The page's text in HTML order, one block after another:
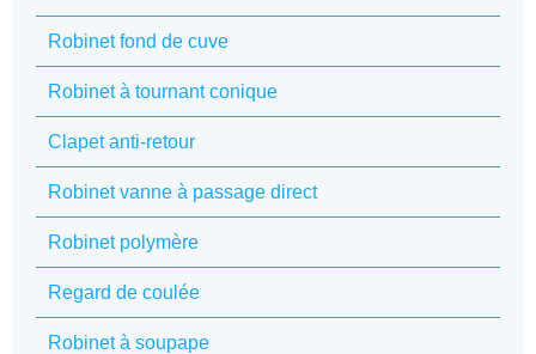
Robinet fond de cuve
Robinet à tournant conique
Clapet anti-retour
Robinet vanne à passage direct
Robinet polymère
Regard de coulée
Robinet à soupape